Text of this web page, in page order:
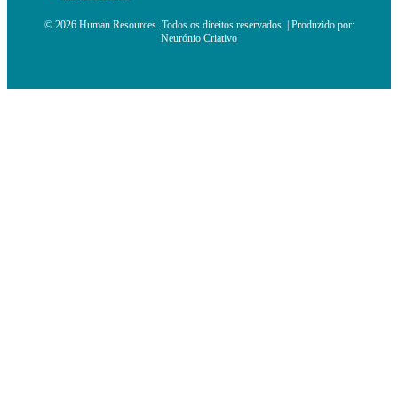
© 2026 Human Resources. Todos os direitos reservados. | Produzido por:
Neurónio Criativo